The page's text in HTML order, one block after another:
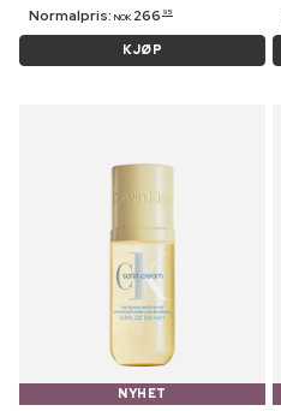
Normalpris: NOK 266 95
KJØP
NYHET